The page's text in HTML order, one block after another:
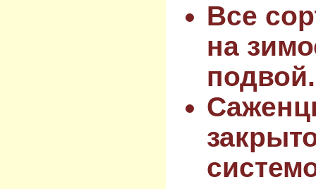
Все
на
подвой.